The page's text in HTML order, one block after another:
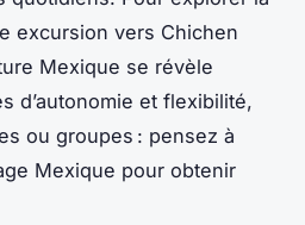
excursion vers Chichen
Mexique se révèle
d’autonomie et flexibilité,
ou groupes : pensez à
Mexique pour obtenir